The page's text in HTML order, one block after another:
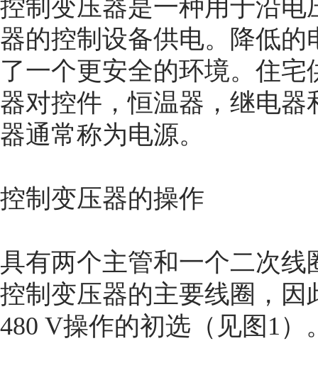
控制变压器是一种用于沿
器的控制设备供电。降低
了一个更安全的环境。住
器对控件，恒温器，继电
器通常称为电源。
控制变压器的操作
具有两个主管和一个二次
控制变压器的主要线圈，因
480 V操作的初选（见图1）